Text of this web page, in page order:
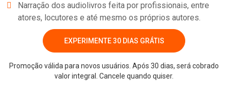
Narração dos audiolivros feita por profissionais, entre
atores, locutores e até mesmo os próprios autores.
EXPERIMENTE 30 DIAS GRÁTIS
Promoção válida para novos usuários. Após 30 dias, será cobrado
valor integral. Cancele quando quiser.